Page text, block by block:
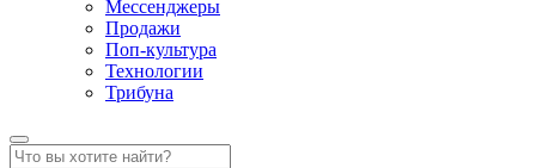
Мессенджеры
Продажи
Поп-культура
Технологии
Трибуна